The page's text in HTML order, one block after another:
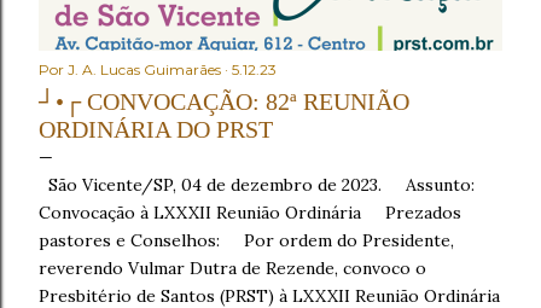
Por J. A. Lucas Guimarães 5.12.23
┘•┌ CONVOCAÇÃO: 82ª REUNIÃO
ORDINÁRIA DO PRST
São Vicente/SP, 04 de dezembro de 2023. Assunto:
Convocação à LXXXII Reunião Ordinária Prezados
pastores e Conselhos: Por ordem do Presidente,
reverendo Vulmar Dutra de Rezende, convoco o
Presbitério de Santos (PRST) à LXXXII Reunião Ordinária